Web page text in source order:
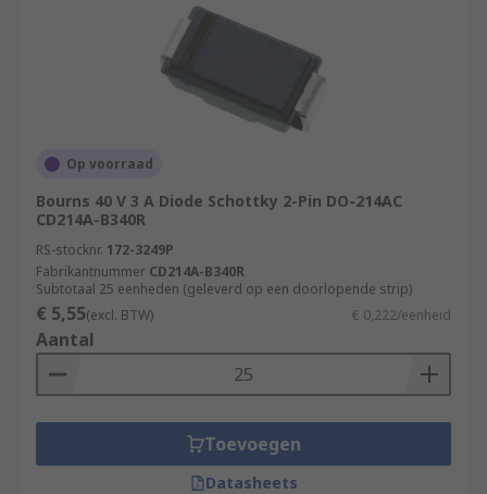
Op voorraad
Bourns 40 V 3 A Diode Schottky 2-Pin DO-214AC
CD214A-B340R
RS-stocknr. 172-3249P
Fabrikantnummer CD214A-B340R
Subtotaal 25 eenheden (geleverd op een doorlopende strip)
€ 5,55(excl. BTW) € 0,222/eenheid
Aantal
Toevoegen
Datasheets